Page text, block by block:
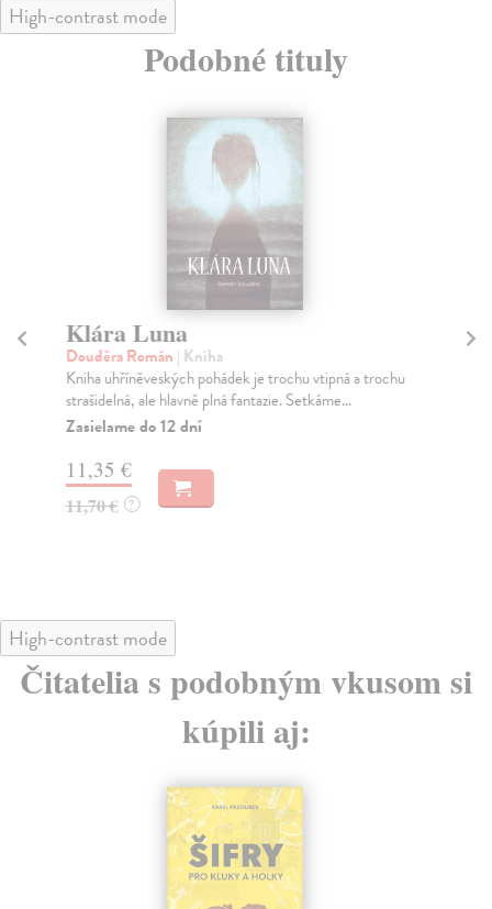
High-contrast mode
Podobné tituly
Klára Luna
Douděra Román | Kniha
Kniha uhříněveských pohádek je trochu vtipná a trochu
strašidelná, ale hlavně plná fantazie. Setkáme...
Zasielame do 12 dní
11,35 €
11,70 € ?
High-contrast mode
Čitatelia s podobným vkusom si
kúpili aj: